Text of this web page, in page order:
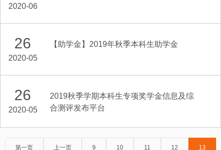
2020-06
26
2020-05
【助学金】2019年秋季本科生助学金
26
2020-05
2019秋季学期本科生专项奖学金信息及综
合测评发布平台
第一页 上一页 9 10 11 12 13